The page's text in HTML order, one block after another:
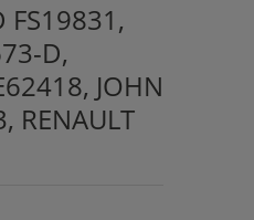
FS19831,
D,
JOHN
RENAULT